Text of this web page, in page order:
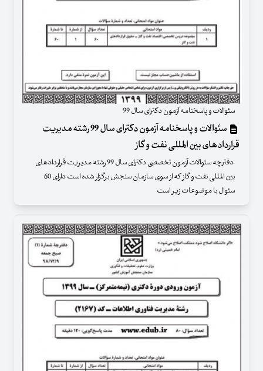
سئوالات و پاسخنامه آزمون دکترای سال 99
سئوالات و پاسخنامه آزمون دکترای سال 99 رشته مدیریت
قراردادهای بین المللی نفت و گاز
دفترچه سئوالات آزمون تخصصی دکترای سال 99 رشته مدیریت قراردادهای
بین المللی نفت و گاز که از سوی سازمان سنجش برگزار شده است دارای 60
سئوال با موضوعات زیر است